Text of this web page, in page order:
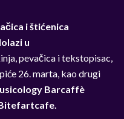
i štićenica
u
pevačica i tekstopisac,
26. marta, kao drugi
Barcaffè